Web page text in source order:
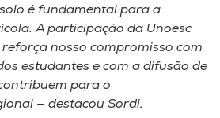
é fundamental para a
A participação da Unoesc
nosso compromisso com
estudantes e com a difusão de
para o
— destacou Sordi.